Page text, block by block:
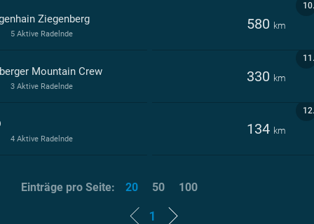
10.
Ziegenberg 580 km
5 Aktive Radelnde
11.
Mountain Crew 330 km
3 Aktive Radelnde
12.
134 km
4 Aktive Radelnde
1
Einträge pro Seite: 20 50 100